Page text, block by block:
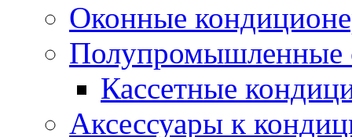
Оконные
Полупромышленные
Кассетные
Аксессуары к